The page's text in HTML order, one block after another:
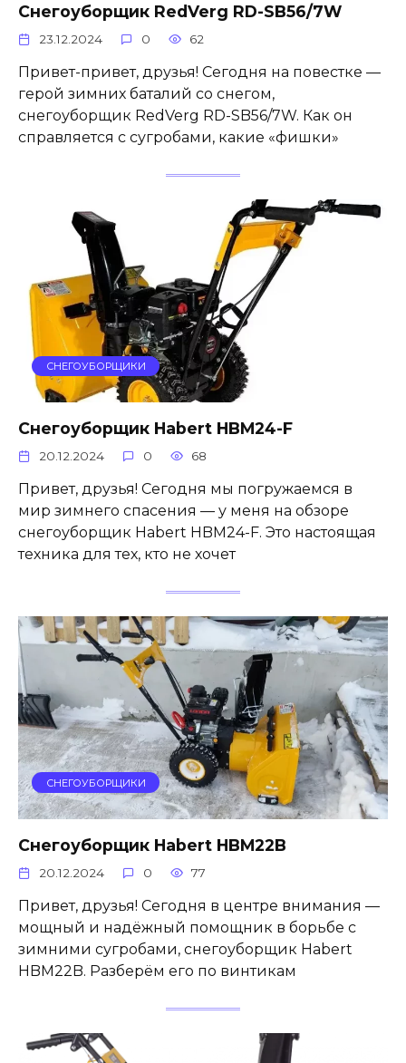
Снегоуборщик RedVerg RD-SB56/7W
23.12.2024 0 62
Привет-привет, друзья! Сегодня на повестке —
герой зимних баталий со снегом,
снегоуборщик RedVerg RD-SB56/7W. Как он
справляется с сугробами, какие «фишки»
СНЕГОУБОРЩИКИ
Снегоуборщик Habert HBM24-F
20.12.2024 0 68
Привет, друзья! Сегодня мы погружаемся в
мир зимнего спасения — у меня на обзоре
снегоуборщик Habert HBM24-F. Это настоящая
техника для тех, кто не хочет
СНЕГОУБОРЩИКИ
Снегоуборщик Habert HBM22B
20.12.2024 0 77
Привет, друзья! Сегодня в центре внимания —
мощный и надёжный помощник в борьбе с
зимними сугробами, снегоуборщик Habert
HBM22B. Разберём его по винтикам